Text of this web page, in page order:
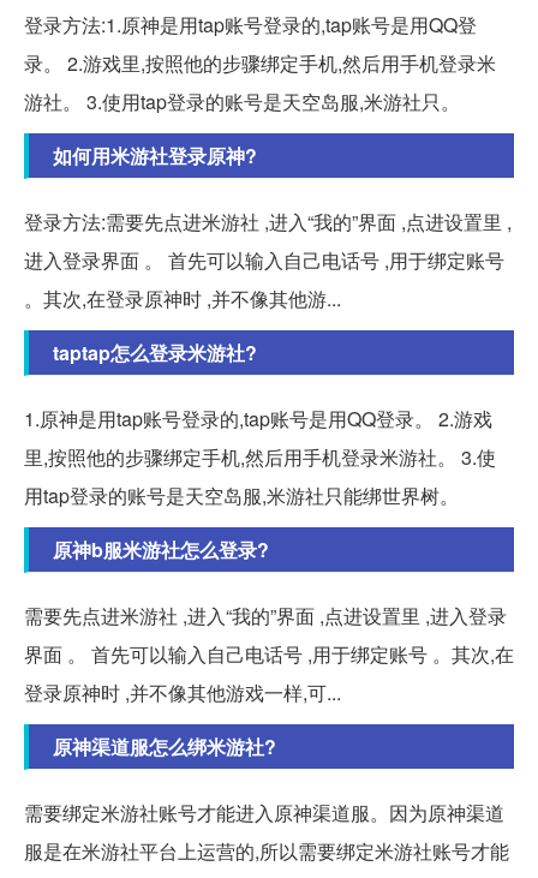
登录方法:1.原神是用tap账号登录的,tap账号是用QQ登
录。 2.游戏里,按照他的步骤绑定手机,然后用手机登录米
游社。 3.使用tap登录的账号是天空岛服,米游社只。
如何用米游社登录原神?
登录方法:需要先点进米游社 ,进入“我的”界面 ,点进设置里 ,
进入登录界面 。 首先可以输入自己电话号 ,用于绑定账号
。其次,在登录原神时 ,并不像其他游...
taptap怎么登录米游社?
1.原神是用tap账号登录的,tap账号是用QQ登录。 2.游戏
里,按照他的步骤绑定手机,然后用手机登录米游社。 3.使
用tap登录的账号是天空岛服,米游社只能绑世界树。
原神b服米游社怎么登录?
需要先点进米游社 ,进入“我的”界面 ,点进设置里 ,进入登录
界面 。 首先可以输入自己电话号 ,用于绑定账号 。其次,在
登录原神时 ,并不像其他游戏一样,可...
原神渠道服怎么绑米游社?
需要绑定米游社账号才能进入原神渠道服。因为原神渠道
服是在米游社平台上运营的,所以需要绑定米游社账号才能